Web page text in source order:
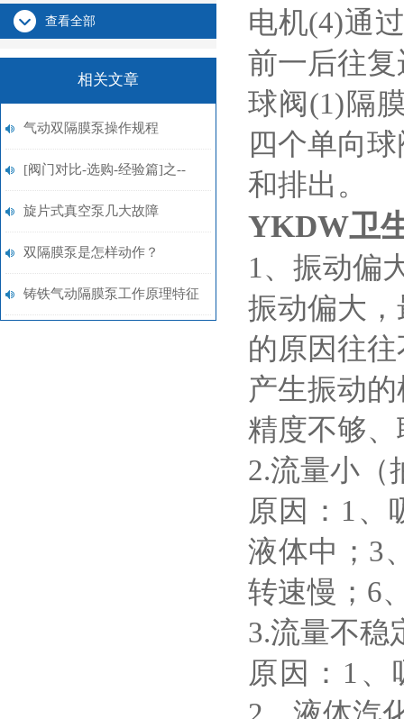
查看全部
相关文章
气动双隔膜泵操作规程
[阀门对比-选购-经验篇]之--
[英科品牌]阀门选购的需从三
方面考虑
旋片式真空泵几大故障
双隔膜泵是怎样动作？
铸铁气动隔膜泵工作原理特征
电机(4)通
前一后往
球阀(1)隔
四个单向
和排出。
YKDW卫
1、振动偏
振动偏大
的原因往
产生振动
精度不够
2.流量小（
原因： 1、
液体中；3
转速慢；6
3.流量不稳
原因： 1、